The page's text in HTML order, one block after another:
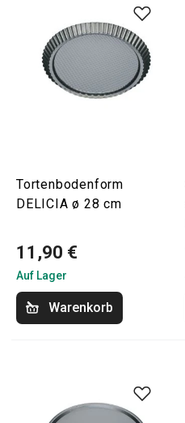
Tortenbodenform
DELICIA ø 28 cm
11,90 €
Auf Lager
Warenkorb